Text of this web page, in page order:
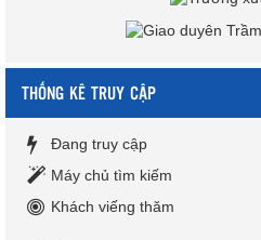
THỐNG KÊ TRUY CẬP
Đang truy cập
Máy chủ tìm kiếm
Khách viếng thăm